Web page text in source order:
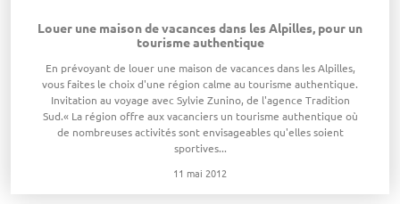
Louer une maison de vacances dans les Alpilles, pour un
tourisme authentique
En prévoyant de louer une maison de vacances dans les Alpilles,
vous faites le choix d'une région calme au tourisme authentique.
Invitation au voyage avec Sylvie Zunino, de l'agence Tradition
Sud.« La région offre aux vacanciers un tourisme authentique où
de nombreuses activités sont envisageables qu'elles soient
sportives...
11 mai 2012